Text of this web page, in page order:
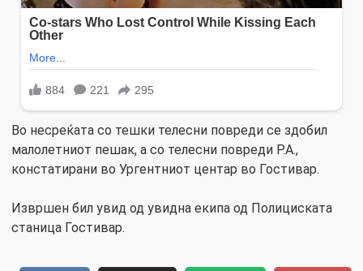
Во несреќата со тешки телесни повреди се здобил
малолетниот пешак, а со телесни повреди Р.А.,
констатирани во Ургентниот центар во Гостивар.
Извршен бил увид од увидна екипа од Полициската
станица Гостивар.